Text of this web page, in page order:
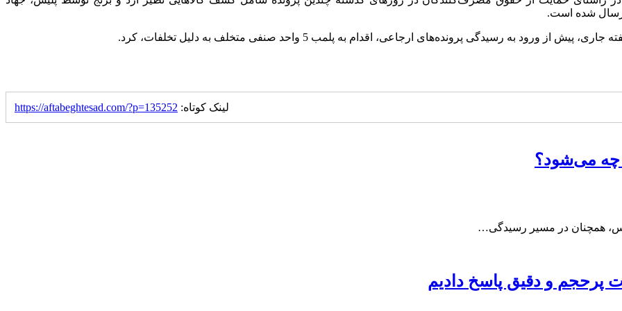
شده است.
به رسیدگی پرونده‌های ارجاعی، اقدام به پلمب 5 واحد صنفی متخلف به دلیل تخلفات، کرد.
لینک کوتاه: https://aftabeghtesad.com/?p=135252
چه می‌شود؟
پرحجم‌‌ و دقیق‌ پاسخ دادیم